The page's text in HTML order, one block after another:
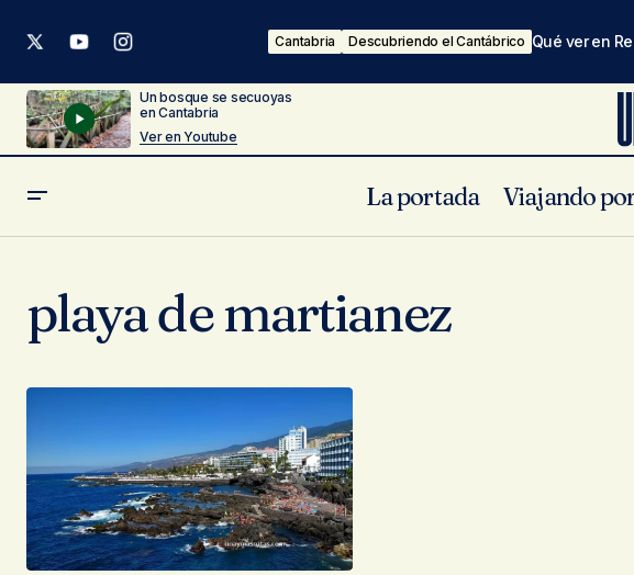
Cantabria Descubriendo el Cantábrico Qué ver en
Un bosque se secuoyas
en Cantabria
Ver en Youtube
La portada Viajando
playa de martianez